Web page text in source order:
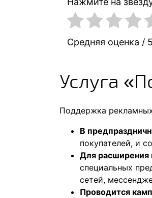
Средняя оценка /
Услуга
Поддержка
В
покупателей, и
Для расширения
специальных
сетей,
Проводится